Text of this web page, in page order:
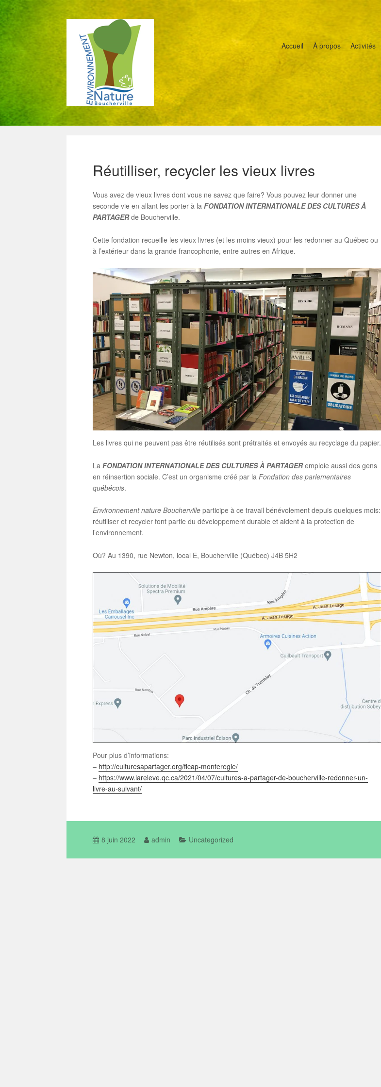
Accueil À propos Activités
Réutilliser, recycler les vieux livres
Vous avez de vieux livres dont vous ne savez que faire? Vous pouvez leur donner une
seconde vie en allant les porter à laFONDATION INTERNATIONALE DES CULTURES À
PARTAGERde Boucherville.
Cette fondation recueille les vieux livres (et les moins vieux) pour les redonner au Québec ou
à l’extérieur dans la grande francophonie, entre autres en Afrique.
Les livres qui ne peuvent pas être réutilisés sont prétraités et envoyés au recyclage du papier.
LaFONDATION INTERNATIONALE DES CULTURES À PARTAGERemploie aussi des gens
en réinsertion sociale. C’est un organisme créé par laFondation des parlementaires
québécois.
Environnement nature Boucherville participe à ce travail bénévolement depuis quelques mois:
réutiliser et recycler font partie du développement durable et aident à la protection de
l’environnement.
Où? Au 1390, rue Newton, local E, Boucherville (Québec) J4B 5H2
Pour plus d’informations:
– http://culturesapartager.org/ficap-monteregie/
– https://www.lareleve.qc.ca/2021/04/07/cultures-a-partager-de-boucherville-redonner-un-
livre-au-suivant/
8 juin 2022 admin Uncategorized